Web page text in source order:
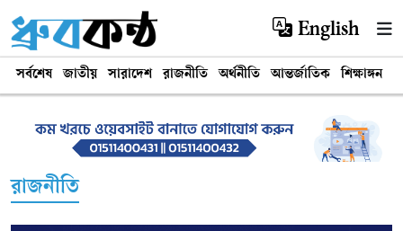
English
সর্বশেষ জাতীয় সারাদেশ রাজনীতি অর্থনীতি আন্তর্জাতিক শিক্ষাঙ্গন
রাজনীতি